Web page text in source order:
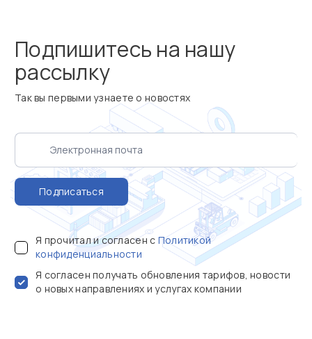
Подпишитесь на нашу
рассылку
Так вы первыми узнаете о новостях
Подписаться
Я прочитал и согласен с Политикой
конфиденциальности
Я согласен получать обновления тарифов, новости
о новых направлениях и услугах компании